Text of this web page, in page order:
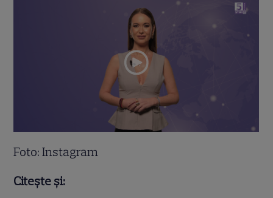
Foto: Instagram
Citește și: